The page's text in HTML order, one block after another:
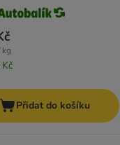
kg
Přidat do košíku